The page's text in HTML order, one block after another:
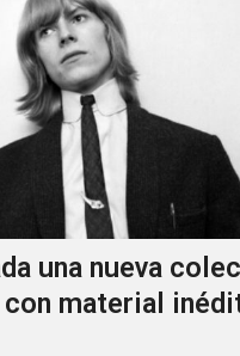
una nueva
con material